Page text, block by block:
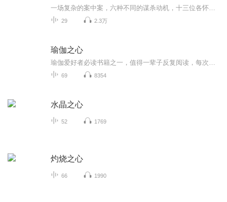
29 2.3万
瑜伽之心
69 8354
水晶之心
52 1769
灼烧之心
66 1990